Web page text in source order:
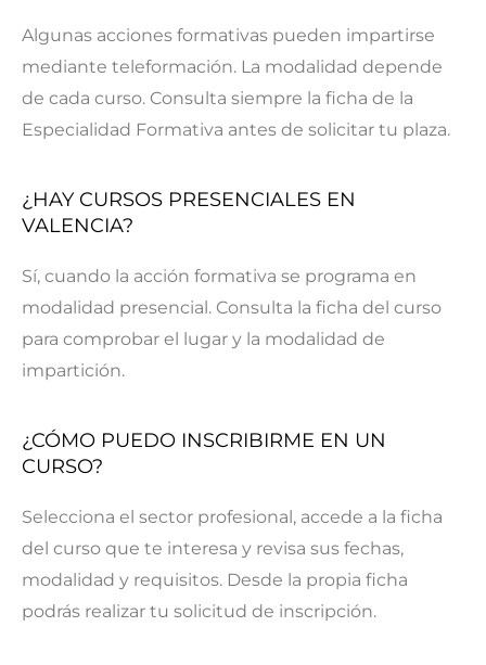
Algunas acciones formativas pueden impartirse
mediante teleformación. La modalidad depende
de cada curso. Consulta siempre la ficha de la
Especialidad Formativa antes de solicitar tu plaza.
¿HAY CURSOS PRESENCIALES EN
VALENCIA?
Sí, cuando la acción formativa se programa en
modalidad presencial. Consulta la ficha del curso
para comprobar el lugar y la modalidad de
impartición.
¿CÓMO PUEDO INSCRIBIRME EN UN
CURSO?
Selecciona el sector profesional, accede a la ficha
del curso que te interesa y revisa sus fechas,
modalidad y requisitos. Desde la propia ficha
podrás realizar tu solicitud de inscripción.